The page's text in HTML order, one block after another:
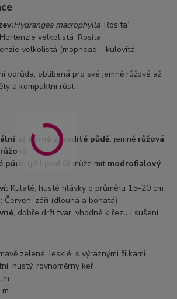
Hydrangea macrophylla‘Rosita’
Hortenzie velkolistá ‘Rosita’
velkolistá (mophead – kulovitá
odrůda, oblíbená pro své jemně růžové až
a kompaktní růst
až mírně zásadité půdě: jemně růžová
půdě (pH pod 6) může mít modrofialový
Kulaté, husté hlávky o průměru 15–20 cm
Červen–září (dlouhá a bohatá)
, dobře drží tvar, vhodné k řezu i sušení
zelené, lesklé, s výraznými žilkami
hustý, rovnoměrný keř
m